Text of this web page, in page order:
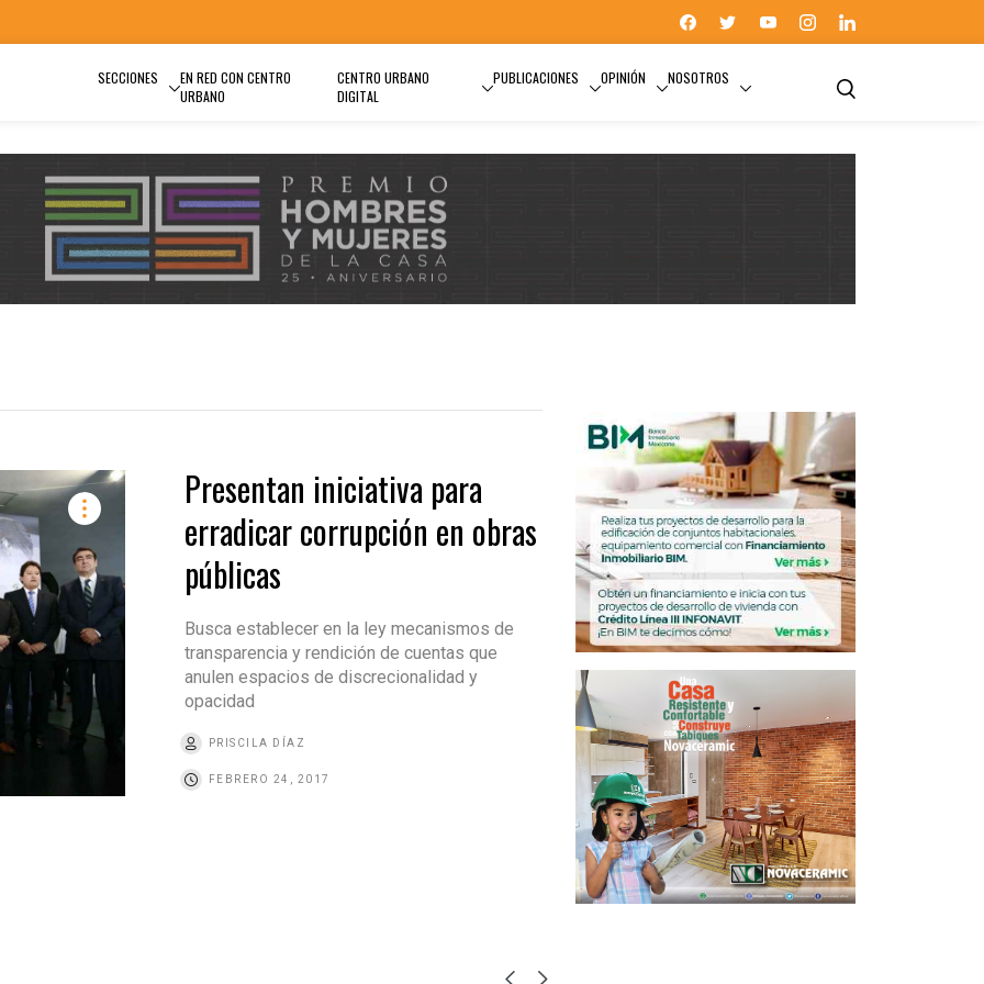
SECCIONES
EN RED CON CENTRO
URBANO
CENTRO URBANO
DIGITAL
PUBLICACIONES OPINIÓN NOSOTROS
Presentan iniciativa para
erradicar corrupción en obras
públicas
Busca establecer en la ley mecanismos de
transparencia y rendición de cuentas que
anulen espacios de discrecionalidad y
opacidad
PRISCILA DÍAZ
FEBRERO 24, 2017
LEY DE OBRAS